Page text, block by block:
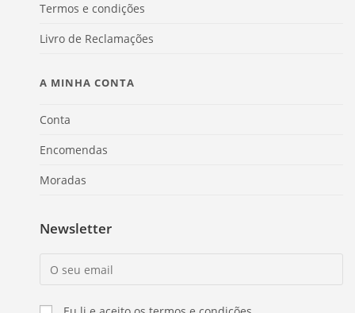
Termos e condições
Livro de Reclamações
A MINHA CONTA
Conta
Encomendas
Moradas
Newsletter